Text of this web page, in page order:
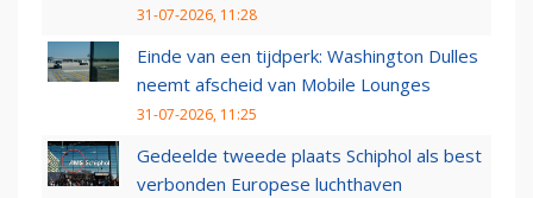
31-07-2026, 11:28
Einde van een tijdperk: Washington Dulles
neemt afscheid van Mobile Lounges
31-07-2026, 11:25
Gedeelde tweede plaats Schiphol als best
verbonden Europese luchthaven